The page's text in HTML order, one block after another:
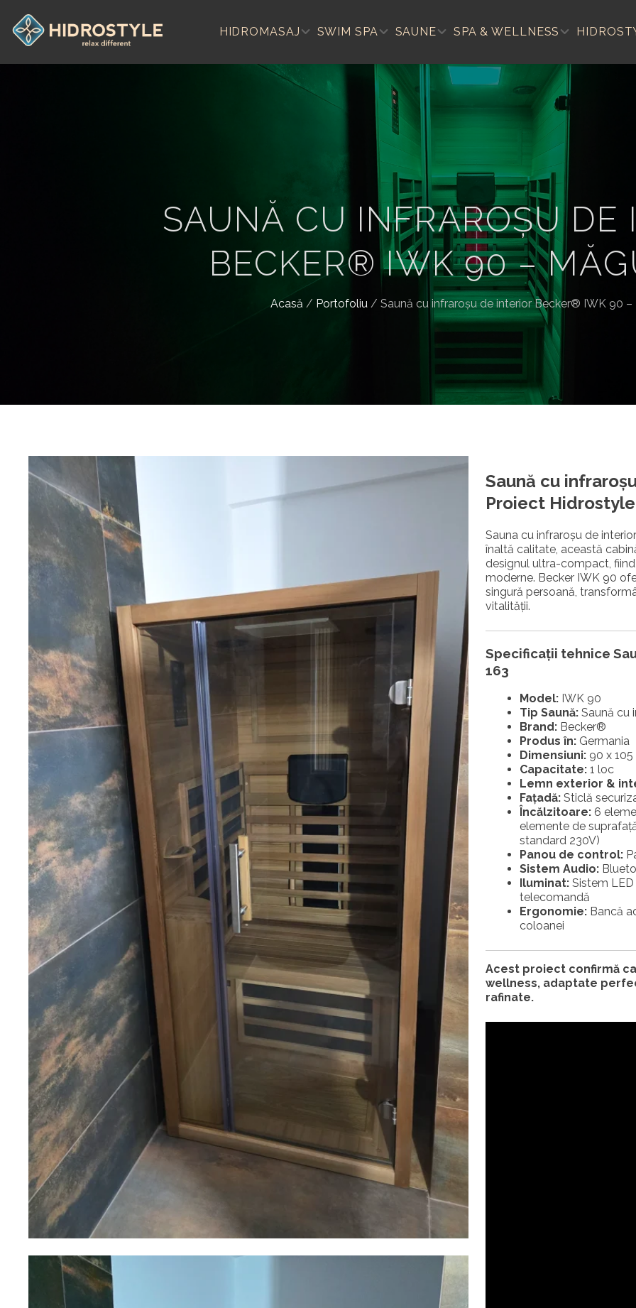
content
HIDROMASAJ SWIM SPA SAUNE SPA & WELLNESS
SAUNĂ CU INFRAROŞU DE
BECKER® IWK 90 –
Acasă / Portofoliu/ Saună cu infraroşu de interior Becker® IWK 90 –
Saună cu
Proiect
Sauna cu infraroșu de interior
înaltă calitate, această
designul ultra-compact,
moderne. Becker IWK 90
singură persoană,
vitalității.
Specificații tehnice
163
Model: IWK 90
Tip Saună: Saună cu
Brand: Becker®
Produs în: Germania
Dimensiuni: 90 x
Capacitate: 1 loc
Lemn exterior &
Fațadă: Sticlă
Încălzitoare: 6
elemente de
standard 230V)
Panou de control:
Sistem Audio:
Iluminat: Sistem
telecomandă
Ergonomie: Bancă
coloanei
Acest proiect confirmă
wellness, adaptate
rafinate.